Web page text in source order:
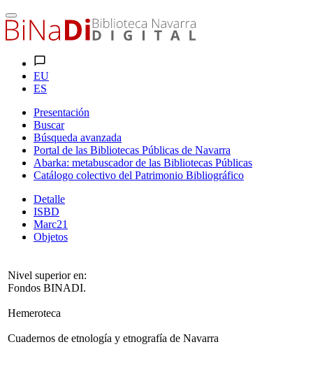
EU
ES
Presentación
Buscar
Búsqueda avanzada
Portal de las Bibliotecas Públicas de Navarra
Abarka: metabuscador de las Bibliotecas Públicas
Catálogo colectivo del Patrimonio Bibliográfico
Detalle
ISBD
Marc21
Objetos
Nivel superior en:
Fondos BINADI.
Hemeroteca
Cuadernos de etnología y etnografía de Navarra